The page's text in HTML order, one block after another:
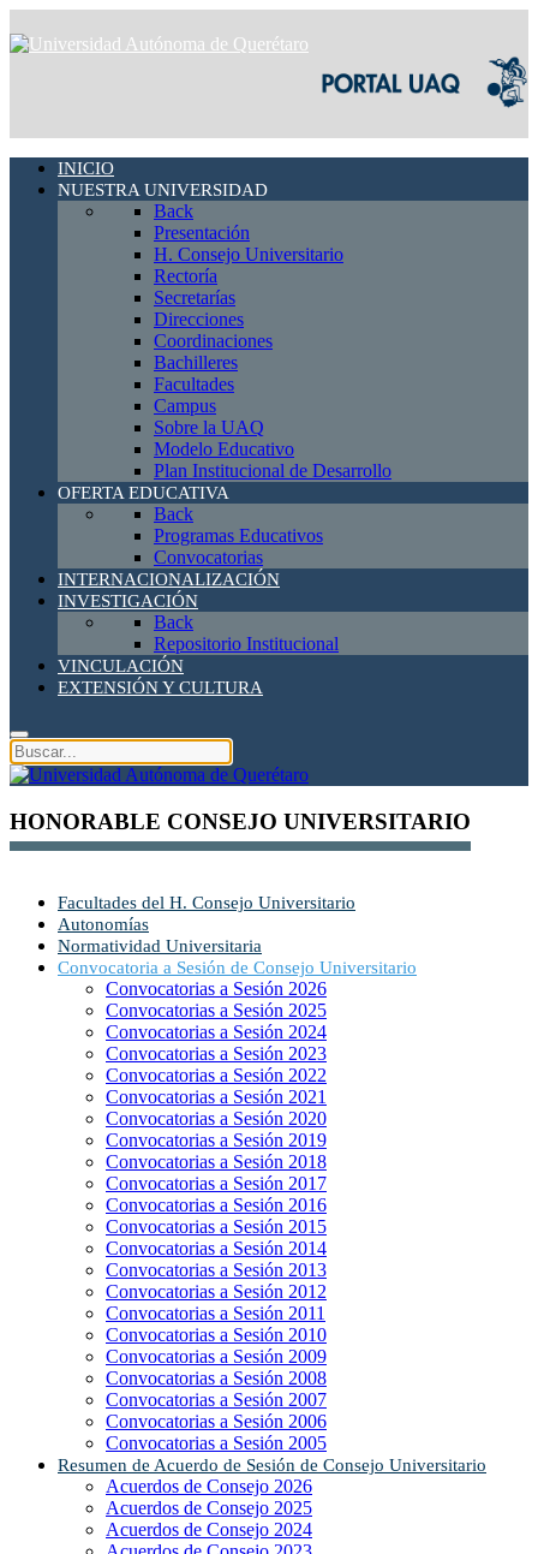
INICIO
NUESTRA UNIVERSIDAD
Back
Presentación
H. Consejo Universitario
Rectoría
Secretarías
Direcciones
Coordinaciones
Bachilleres
Facultades
Campus
Sobre la UAQ
Modelo Educativo
Plan Institucional de Desarrollo
OFERTA EDUCATIVA
Back
Programas Educativos
Convocatorias
INTERNACIONALIZACIÓN
INVESTIGACIÓN
Back
Repositorio Institucional
VINCULACIÓN
EXTENSIÓN Y CULTURA
HONORABLE CONSEJO UNIVERSITARIO
Facultades del H. Consejo Universitario
Autonomías
Normatividad Universitaria
Convocatoria a Sesión de Consejo Universitario
Convocatorias a Sesión 2026
Convocatorias a Sesión 2025
Convocatorias a Sesión 2024
Convocatorias a Sesión 2023
Convocatorias a Sesión 2022
Convocatorias a Sesión 2021
Convocatorias a Sesión 2020
Convocatorias a Sesión 2019
Convocatorias a Sesión 2018
Convocatorias a Sesión 2017
Convocatorias a Sesión 2016
Convocatorias a Sesión 2015
Convocatorias a Sesión 2014
Convocatorias a Sesión 2013
Convocatorias a Sesión 2012
Convocatorias a Sesión 2011
Convocatorias a Sesión 2010
Convocatorias a Sesión 2009
Convocatorias a Sesión 2008
Convocatorias a Sesión 2007
Convocatorias a Sesión 2006
Convocatorias a Sesión 2005
Resumen de Acuerdo de Sesión de Consejo Universitario
Acuerdos de Consejo 2026
Acuerdos de Consejo 2025
Acuerdos de Consejo 2024